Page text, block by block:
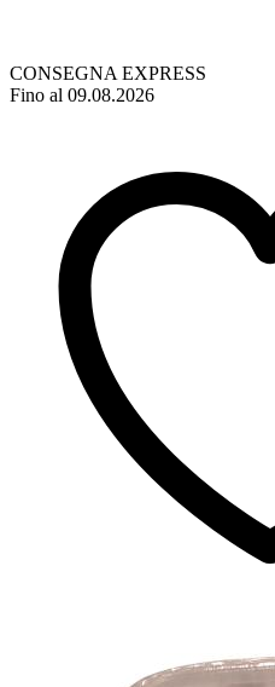
CONSEGNA EXPRESS
Fino al 09.08.2026